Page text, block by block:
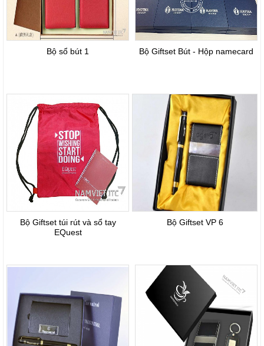
Bộ sổ bút 1 Bộ Giftset Bút - Hộp namecard
Bộ Giftset túi rút và sổ tay
EQuest
Bộ Giftset VP 6